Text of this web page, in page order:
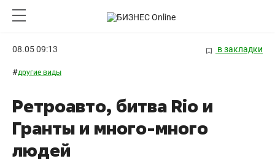
08.05 09:13 в закладки
#другие виды
Ретроавто, битва Rio и
Гранты и много-много
людей